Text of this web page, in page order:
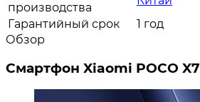
производства
Гарантийный срок
1 год
Обзор
Смартфон Xiaomi POCO X7